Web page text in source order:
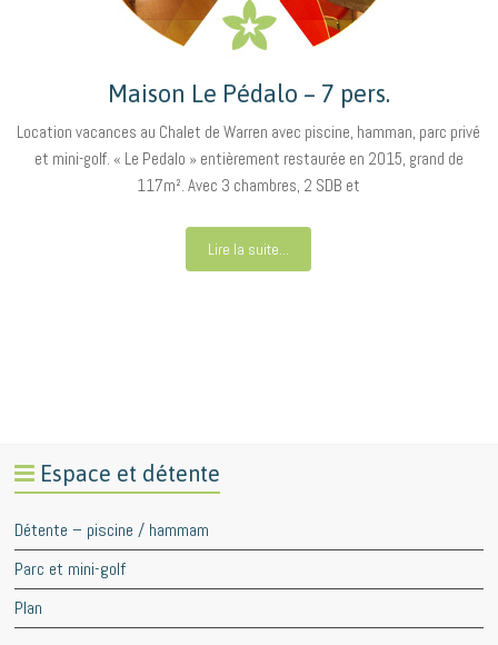
Maison Le Pédalo – 7 pers.
Location vacances au Chalet de Warren avec piscine, hamman, parc privé
et mini-golf. « Le Pedalo » entièrement restaurée en 2015, grand de
117m². Avec 3 chambres, 2 SDB et
Lire la suite...
Espace et détente
Détente – piscine / hammam
Parc et mini-golf
Plan